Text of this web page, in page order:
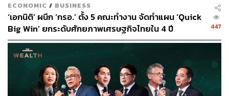
ECONOMIC / BUSINESS
‘เอกนิติ’ ผนึก ‘กรอ.’ ตั้ง 5 คณะทำงาน จัดทำแผน ‘Quick
Big Win’ ยกระดับศักยภาพเศรษฐกิจไทยใน 4 ปี
447